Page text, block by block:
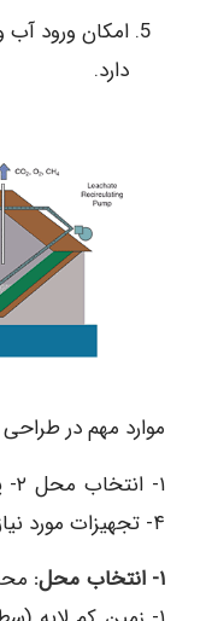
امکان ورود
دارد.
موارد مهم در
۴- تجهیزات مورد نیاز ۵- آلودگی آب ۶- کنترل مخاطرات
١- انتخاب محل: